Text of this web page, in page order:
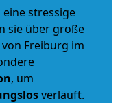
stressige
sie über große
Freiburg im
, um
verläuft.